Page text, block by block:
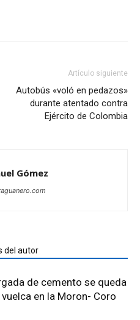
Artículo siguiente
Autobús «voló en pedazos»
durante atentado contra
Ejército de Colombia
Gómez
del autor
de cemento se queda
en la Moron- Coro